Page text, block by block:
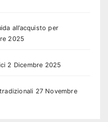
all’acquisto per
2025
2 Dicembre 2025
27 Novembre